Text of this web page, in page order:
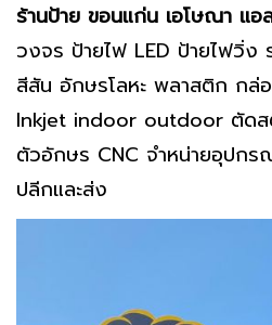
ร้านป้าย ขอนแก่น เอโษณา แอ
วงจร ป้ายไฟ LED ป้ายไฟวิ่ง
สีสัน อักษรโลหะ พลาสติก กล่
Inkjet indoor outdoor ตัดส
ตัวอักษร CNC จำหน่ายอุปกร
ปลีกและส่ง